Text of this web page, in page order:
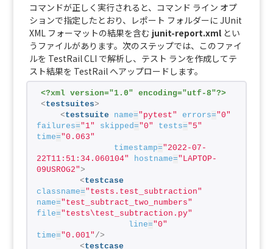
コマンドが正しく実行されると、コマンド ライン オプ
ションで指定したとおり、レポート フォルダーに JUnit
XML フォーマットの結果を含む junit-report.xmlとい
うファイルがあります。次のステップでは、このファイ
ルを TestRail CLI で解析し、テスト ランを作成してテ
スト結果を TestRail へアップロードします。
<?xml version="1.0" encoding="utf-8"?>
<testsuites>
<testsuite name="pytest" errors="0"
failures="1" skipped="0" tests="5"
time="0.063"
timestamp="2022-07-
22T11:51:34.060104"
hostname="LAPTOP-
09USROG2">
<testcase
classname="tests.test_subtraction"
name="test_subtract_two_numbers"
file="tests\test_subtraction.py"
line="0"
time="0.001" />
<testcase